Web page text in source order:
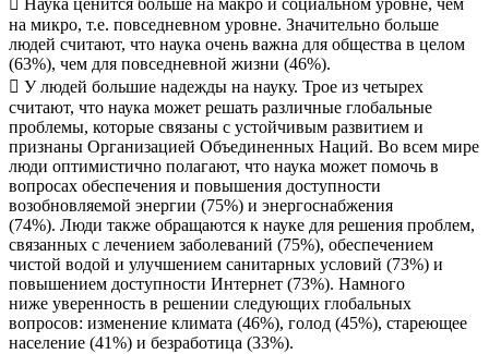
 Наука ценится больше на макро и социальном уровне, чем
на микро, т.е. повседневном уровне. Значительно больше
людей считают, что наука очень важна для общества в целом
(63%), чем для повседневной жизни (46%).
 У людей большие надежды на науку. Трое из четырех
считают, что наука может решать различные глобальные
проблемы, которые связаны с устойчивым развитием и
признаны Организацией Объединенных Наций. Во всем мире
люди оптимистично полагают, что наука может помочь в
вопросах обеспечения и повышения доступности
возобновляемой энергии (75%) и энергоснабжения
(74%). Люди также обращаются к науке для решения проблем,
связанных с лечением заболеваний (75%), обеспечением
чистой водой и улучшением санитарных условий (73%) и
повышением доступности Интернет (73%). Намного
ниже уверенность в решении следующих глобальных
вопросов: изменение климата (46%), голод (45%), стареющее
население (41%) и безработица (33%).